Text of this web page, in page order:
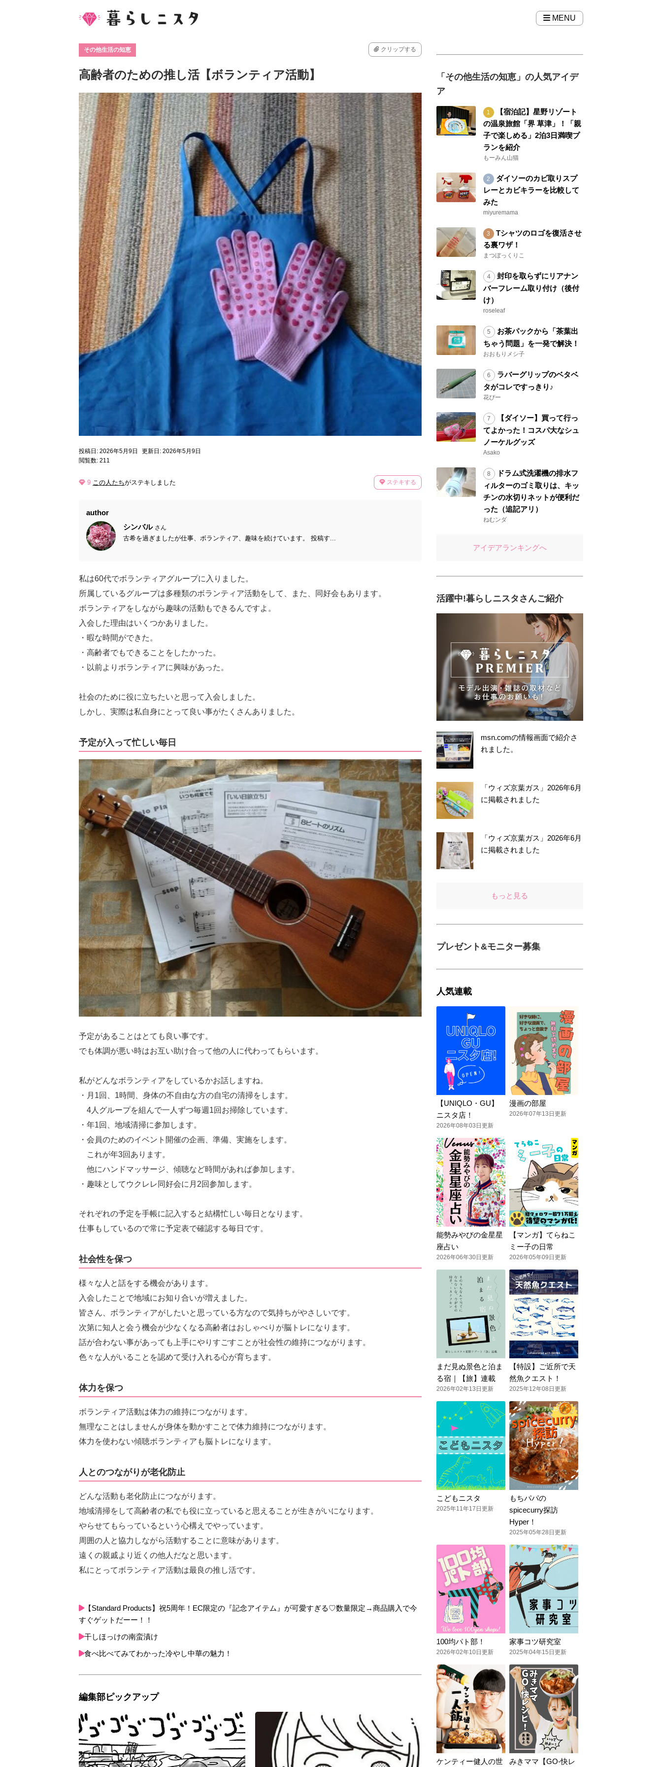
MENU
その他生活の知恵 クリップする
高齢者のための推し活【ボランティア活動】
投稿日: 2026年5月9日
更新日: 2026年5月9日
閲覧数: 211
9 この人たちがステキしました ステキする
author
シンバル さん
古希を過ぎましたが仕事、ボランティア、趣味を続けています。 投稿す...
私は60代でボランティアグループに入りました。
所属しているグループは多種類のボランティア活動をして、また、同好会もあります。
ボランティアをしながら趣味の活動もできるんですよ。
入会した理由はいくつかありました。
・暇な時間ができた。
・高齢者でもできることをしたかった。
・以前よりボランティアに興味があった。
社会のために役に立ちたいと思って入会しました。
しかし、実際は私自身にとって良い事がたくさんありました。
予定が入って忙しい毎日
予定があることはとても良い事です。
でも体調が悪い時はお互い助け合って他の人に代わってもらいます。
私がどんなボランティアをしているかお話しますね。
・月1回、1時間、身体の不自由な方の自宅の清掃をします。
4人グループを組んで一人ずつ毎週1回お掃除しています。
・年1回、地域清掃に参加します。
・会員のためのイベント開催の企画、準備、実施をします。
これが年3回あります。
他にハンドマッサージ、傾聴など時間があれば参加します。
・趣味としてウクレレ同好会に月2回参加します。
それぞれの予定を手帳に記入すると結構忙しい毎日となります。
仕事もしているので常に予定表で確認する毎日です。
社会性を保つ
様々な人と話をする機会があります。
入会したことで地域にお知り合いが増えました。
皆さん、ボランティアがしたいと思っている方なので気持ちがやさしいです。
次第に知人と会う機会が少なくなる高齢者はおしゃべりが脳トレになります。
話が合わない事があっても上手にやりすごすことが社会性の維持につながります。
色々な人がいることを認めて受け入れる心が育ちます。
体力を保つ
ボランティア活動は体力の維持につながります。
無理なことはしませんが身体を動かすことで体力維持につながります。
体力を使わない傾聴ボランティアも脳トレになります。
人とのつながりが老化防止
どんな活動も老化防止につながります。
地域清掃をして高齢者の私でも役に立っていると思えることが生きがいになります。
やらせてもらっているという心構えでやっています。
周囲の人と協力しながら活動することに意味があります。
遠くの親戚より近くの他人だなと思います。
私にとってボランティア活動は最良の推し活です。
【Standard Products】祝5周年！EC限定の『記念アイテム』が可愛すぎる♡数量限定→商品購入で今
すぐゲットだーー！！
干しほっけの南蛮漬け
食べ比べてみてわかった冷やし中華の魅力！
編集部ピックアップ
「その他生活の知恵」の人気アイデ
ア
【宿泊記】星野リゾート
の温泉旅館「界 草津」！「親
子で楽しめる」2泊3日満喫プ
ランを紹介
もーみん山猫
ダイソーのカビ取りスプ
レーとカビキラーを比較して
みた
miyuremama
Tシャツのロゴを復活させ
る裏ワザ！
まつぼっくりこ
封印を取らずにリアナン
バーフレーム取り付け（後付
け）
roseleaf
お茶パックから「茶葉出
ちゃう問題」を一発で解決！
おおもりメシ子
ラバーグリップのベタベ
タがコレですっきり♪
花ぴー
【ダイソー】買って行っ
てよかった！コスパ大なシュ
ノーケルグッズ
Asako
ドラム式洗濯機の排水フ
ィルターのゴミ取りは、キッ
チンの水切りネットが便利だ
った（追記アリ）
ねむンダ
アイデアランキングへ
活躍中!暮らしニスタさんご紹介
msn.comの情報画面で紹介さ
れました。
「ウィズ京葉ガス」2026年6月
に掲載されました
「ウィズ京葉ガス」2026年6月
に掲載されました
もっと見る
プレゼント&モニター募集
人気連載
【UNIQLO・GU】
ニスタ店！
2026年08年03日更新
漫画の部屋
2026年07年13日更新
能勢みやびの金星星
座占い
2026年06年30日更新
【マンガ】てらねこ
ミー子の日常
2026年05年09日更新
まだ見ぬ景色と泊ま
る宿｜【旅】連載
2026年02年13日更新
【特設】ご近所で天
然魚クエスト！
2025年12年08日更新
こどもニスタ
2025年11年17日更新
もちパパの
spicecurry探訪
Hyper！
2025年05年28日更新
100均パト部！
2026年02年10日更新
家事コツ研究室
2025年04年15日更新
ケンティー健人の世 みきママ【GO-快レ